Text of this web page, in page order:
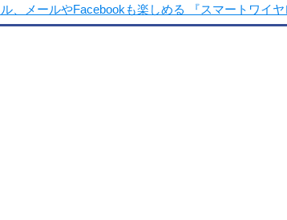
、メールやFacebookも楽しめる 『スマートワイ